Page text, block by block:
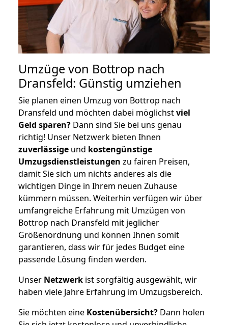
Umzüge von Bottrop nach
Dransfeld: Günstig umziehen
Sie planen einen Umzug von Bottrop nach
Dransfeld und möchten dabei möglichstviel
Geld sparen? Dann sind Sie bei uns genau
richtig! Unser Netzwerk bieten Ihnen
zuverlässige und kostengünstige
Umzugsdienstleistungen zu fairen Preisen,
damit Sie sich um nichts anderes als die
wichtigen Dinge in Ihrem neuen Zuhause
kümmern müssen. Weiterhin verfügen wir über
umfangreiche Erfahrung mit Umzügen von
Bottrop nach Dransfeld mit jeglicher
Größenordnung und können Ihnen somit
garantieren, dass wir für jedes Budget eine
passende Lösung finden werden.
Unser Netzwerk ist sorgfältig ausgewählt, wir
haben viele Jahre Erfahrung im Umzugsbereich.
Sie möchten eine Kostenübersicht? Dann holen